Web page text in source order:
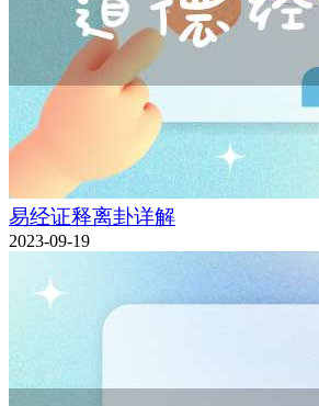
易经证释离卦详解
2023-09-19